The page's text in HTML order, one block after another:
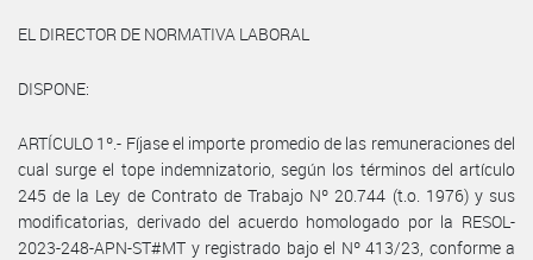
EL DIRECTOR DE NORMATIVA LABORAL
DISPONE:
ARTÍCULO 1º.- Fíjase el importe promedio de las remuneraciones del
cual surge el tope indemnizatorio, según los términos del artículo
245 de la Ley de Contrato de Trabajo Nº 20.744 (t.o. 1976) y sus
modificatorias, derivado del acuerdo homologado por la RESOL-
2023-248-APN-ST#MT y registrado bajo el Nº 413/23, conforme a